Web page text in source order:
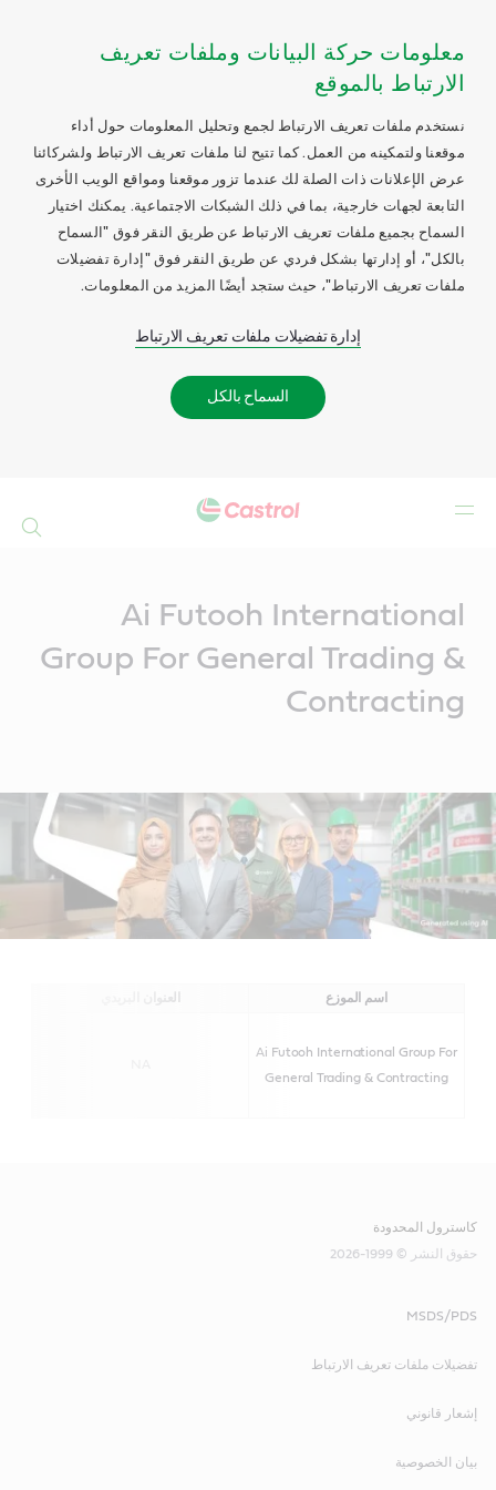
معلومات حركة البيانات وملفات تعريف
الارتباط بالموقع
نستخدم ملفات تعريف الارتباط لجمع وتحليل المعلومات حول أداء
موقعنا ولتمكينه من العمل. كما تتيح لنا ملفات تعريف الارتباط ولشركائنا
عرض الإعلانات ذات الصلة لك عندما تزور موقعنا ومواقع الويب الأخرى
التابعة لجهات خارجية، بما في ذلك الشبكات الاجتماعية. يمكنك اختيار
السماح بجميع ملفات تعريف الارتباط عن طريق النقر فوق "السماح
بالكل"، أو إدارتها بشكل فردي عن طريق النقر فوق "إدارة تفضيلات
ملفات تعريف الارتباط"، حيث ستجد أيضًا المزيد من المعلومات.
إدارة تفضيلات ملفات تعريف الارتباط
السماح بالكل
Ai Futooh International
Group For General Trading &
Contracting
اسم الموزع العنوان البريدي
Ai Futooh International Group For
General Trading & Contracting
كاسترول المحدودة
حقوق النشر © 1999-2026
MSDS/PDS
تفضيلات ملفات تعريف الارتباط
إشعار قانوني
بيان الخصوصية